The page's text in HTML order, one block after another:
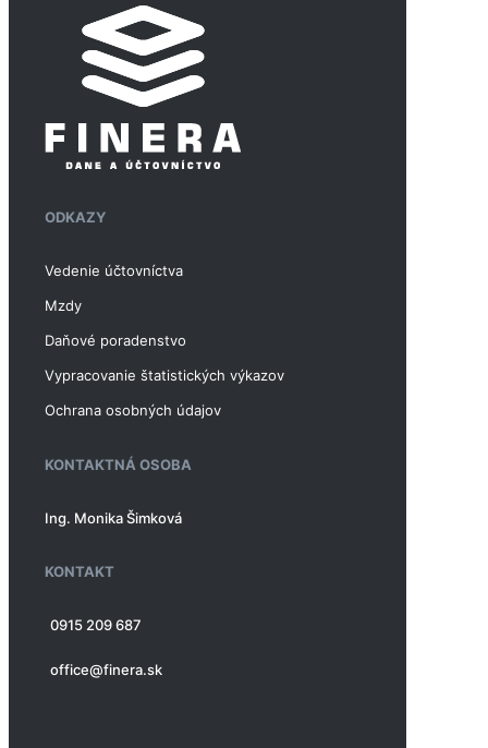
ODKAZY
Vedenie účtovníctva
Mzdy
Daňové poradenstvo
Vypracovanie štatistických výkazov
Ochrana osobných údajov
KONTAKTNÁ OSOBA
Ing. Monika Šimková
KONTAKT
0915 209 687
office@finera.sk